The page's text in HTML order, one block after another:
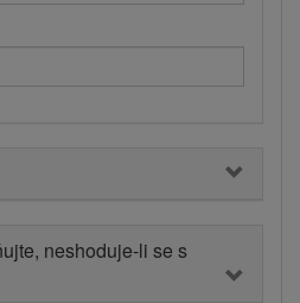
neshoduje-li se s